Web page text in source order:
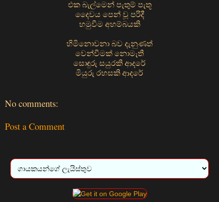
එක බැල්මෙන් පැතුම් පැතූ
දෛවය පෙන් වූ පරිදී
හමුවීම අහම්බයකි
හිමිනොවනා බව දැනුණත්
වෙන්වීමක් නොමැතී
සොඳුරු සයුරකි ආදරේ
මියුරු රහසකි ආදරේ
No comments:
Post a Comment